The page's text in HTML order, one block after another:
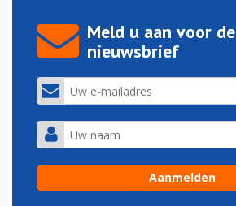
Meld u aan voor de
nieuwsbrief